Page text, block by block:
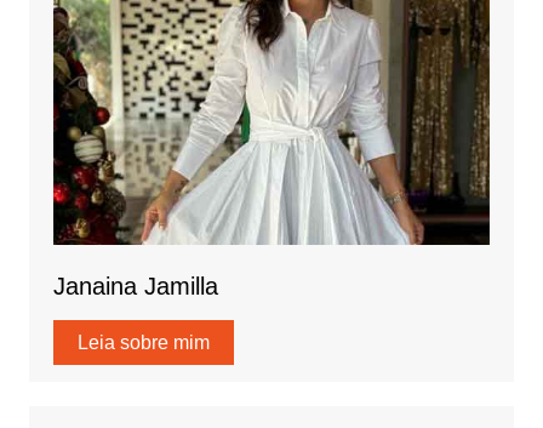
Janaina Jamilla
Leia sobre mim